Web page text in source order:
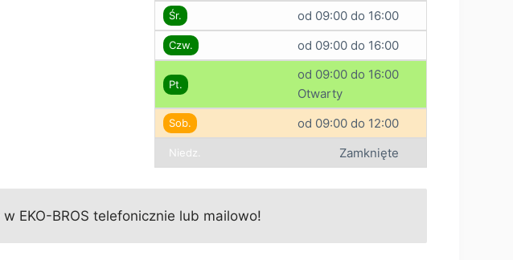
Śr. od 09:00 do 16:00
Czw. od 09:00 do 16:00
Pt.
od 09:00 do 16:00
Otwarty
Sob. od 09:00 do 12:00
Niedz. Zamknięte
EKO-BROS telefonicznie lub mailowo!